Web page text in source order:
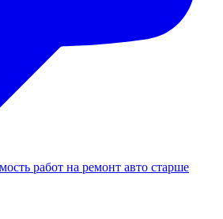
работ на ремонт авто старше